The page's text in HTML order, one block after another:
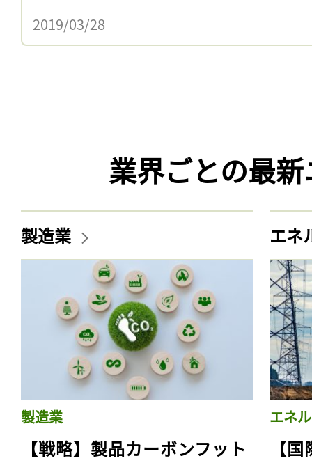
2019/03/28
業界ごとの最
製造業
製造業
【戦略】製品カーボンフット
エネ
エネ
【